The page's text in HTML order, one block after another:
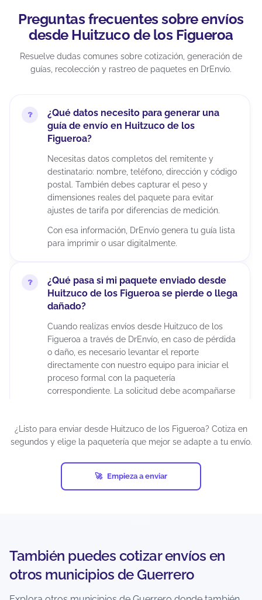
Preguntas frecuentes sobre envíos
desde Huitzuco de los Figueroa
Resuelve dudas comunes sobre cotización, generación de
guías, recolección y rastreo de paquetes en DrEnvío.
¿Qué datos necesito para generar una
guía de envío en Huitzuco de los
Figueroa?
Necesitas datos completos del remitente y
destinatario: nombre, teléfono, dirección y código
postal. También debes capturar el peso y
dimensiones reales del paquete para evitar
ajustes de tarifa por diferencias de medición.
Con esa información, DrEnvío genera tu guía lista
para imprimir o usar digitalmente.
¿Qué pasa si mi paquete enviado desde
Huitzuco de los Figueroa se pierde o llega
dañado?
Cuando realizas envíos desde Huitzuco de los
Figueroa a través de DrEnvío, en caso de pérdida
o daño, es necesario levantar el reporte
directamente con nuestro equipo para iniciar el
proceso formal con la paquetería
correspondiente. La solicitud debe acompañarse
debidamente timbrada por la autoridad fiscal
correspondiente. Es importante considerar que la
evaluación de la empresa de mensajería, ya que
cada transportista cuenta con sus propios
recomienda utilizar embalaje adecuado y
declarar correctamente el valor real del
contenido.
¿Listo para enviar desde Huitzuco de los Figueroa? Cotiza en
segundos y elige la paquetería que mejor se adapte a tu envío.
Empieza a enviar
También puedes cotizar envíos en
otros municipios de Guerrero